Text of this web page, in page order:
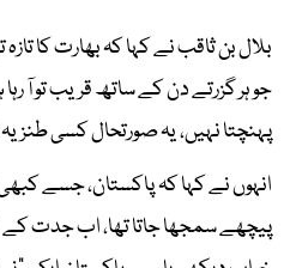
جو ہر گزرتے دن کے ساتھ قریب تو آ
پہنچتا نہیں، یہ صورتحال کسی
انہوں نے کہا کہ پاکستان، جسے
پیچھے سمجھا جاتا تھا، اب جدت